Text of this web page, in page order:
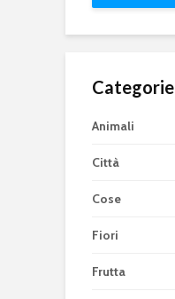
Categorie
Animali
Città
Cose
Fiori
Frutta